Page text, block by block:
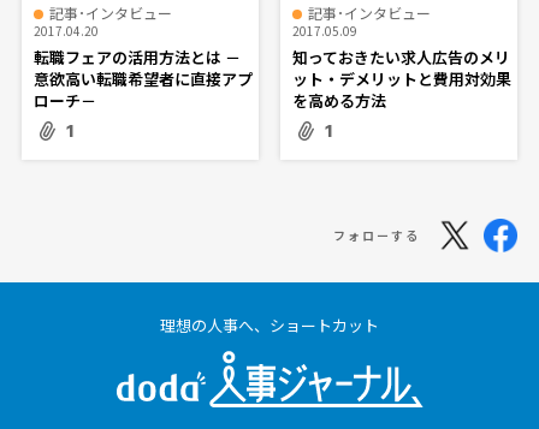
記事･インタビュー
2017.04.20
転職フェアの活用方法とは －
意欲高い転職希望者に直接アプ
ローチ－
1
記事･インタビュー
2017.05.09
知っておきたい求人広告のメリ
ット・デメリットと費用対効果
を高める方法
1
フォローする
理想の人事へ、ショートカット